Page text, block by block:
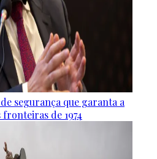
segurança que garanta a
de 1974